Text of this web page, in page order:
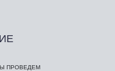
ПРОВЕДЕМ